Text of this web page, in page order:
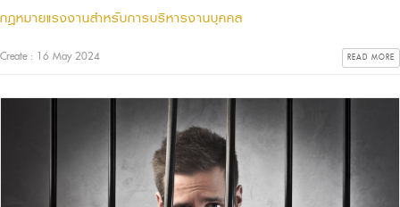
กฎหมายแรงงานสำหรับการบริหารงานบุคคล
Create : 16 May 2024 READ MORE